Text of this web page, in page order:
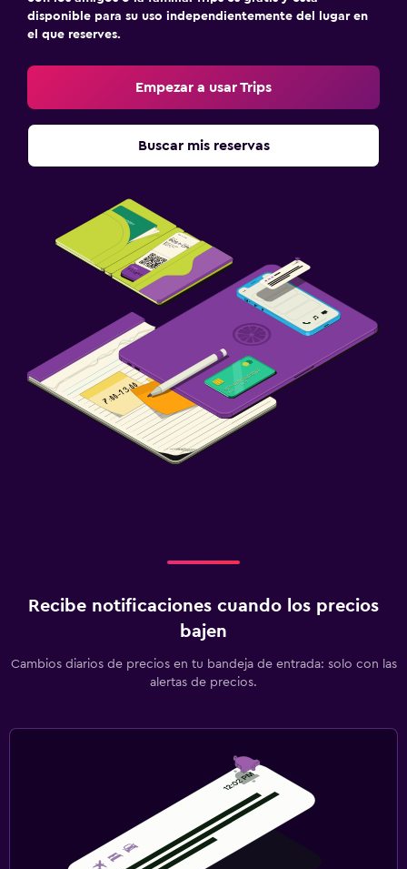
disponible para su uso independientemente del lugar en
el que reserves.
Empezar a usar Trips
Buscar mis reservas
Recibe notificaciones cuando los precios
bajen
Cambios diarios de precios en tu bandeja de entrada: solo con las
alertas de precios.